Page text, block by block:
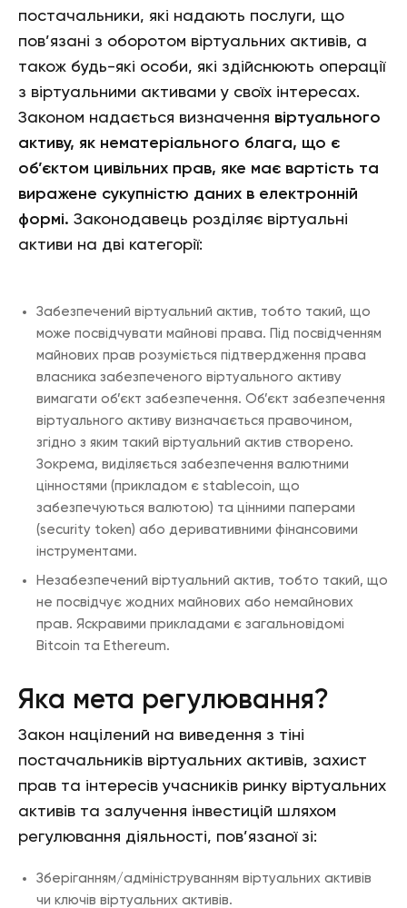
постачальники, які надають послуги, що
пов’язані з оборотом віртуальних активів, а
також будь-які особи, які здійснюють операції
з віртуальними активами у своїх інтересах.
Законом надається визначення віртуального
активу, як нематеріального блага, що є
об’єктом цивільних прав, яке має вартість та
виражене сукупністю даних в електронній
формі. Законодавець розділяє віртуальні
активи на дві категорії:
Забезпечений віртуальний актив, тобто такий, що
може посвідчувати майнові права. Під посвідченням
майнових прав розуміється підтвердження права
власника забезпеченого віртуального активу
вимагати об’єкт забезпечення. Об’єкт забезпечення
віртуального активу визначається правочином,
згідно з яким такий віртуальний актив створено.
Зокрема, виділяється забезпечення валютними
цінностями (прикладом є stablecoin, що
забезпечуються валютою) та цінними паперами
(security token) або деривативними фінансовими
інструментами.
Незабезпечений віртуальний актив, тобто такий, що
не посвідчує жодних майнових або немайнових
прав. Яскравими прикладами є загальновідомі
Bitcoin та Ethereum.
Яка мета регулювання?
Закон націлений на виведення з тіні
постачальників віртуальних активів, захист
прав та інтересів учасників ринку віртуальних
активів та залучення інвестицій шляхом
регулювання діяльності, пов’язаної зі:
Зберіганням/адмініструванням віртуальних активів
чи ключів віртуальних активів.